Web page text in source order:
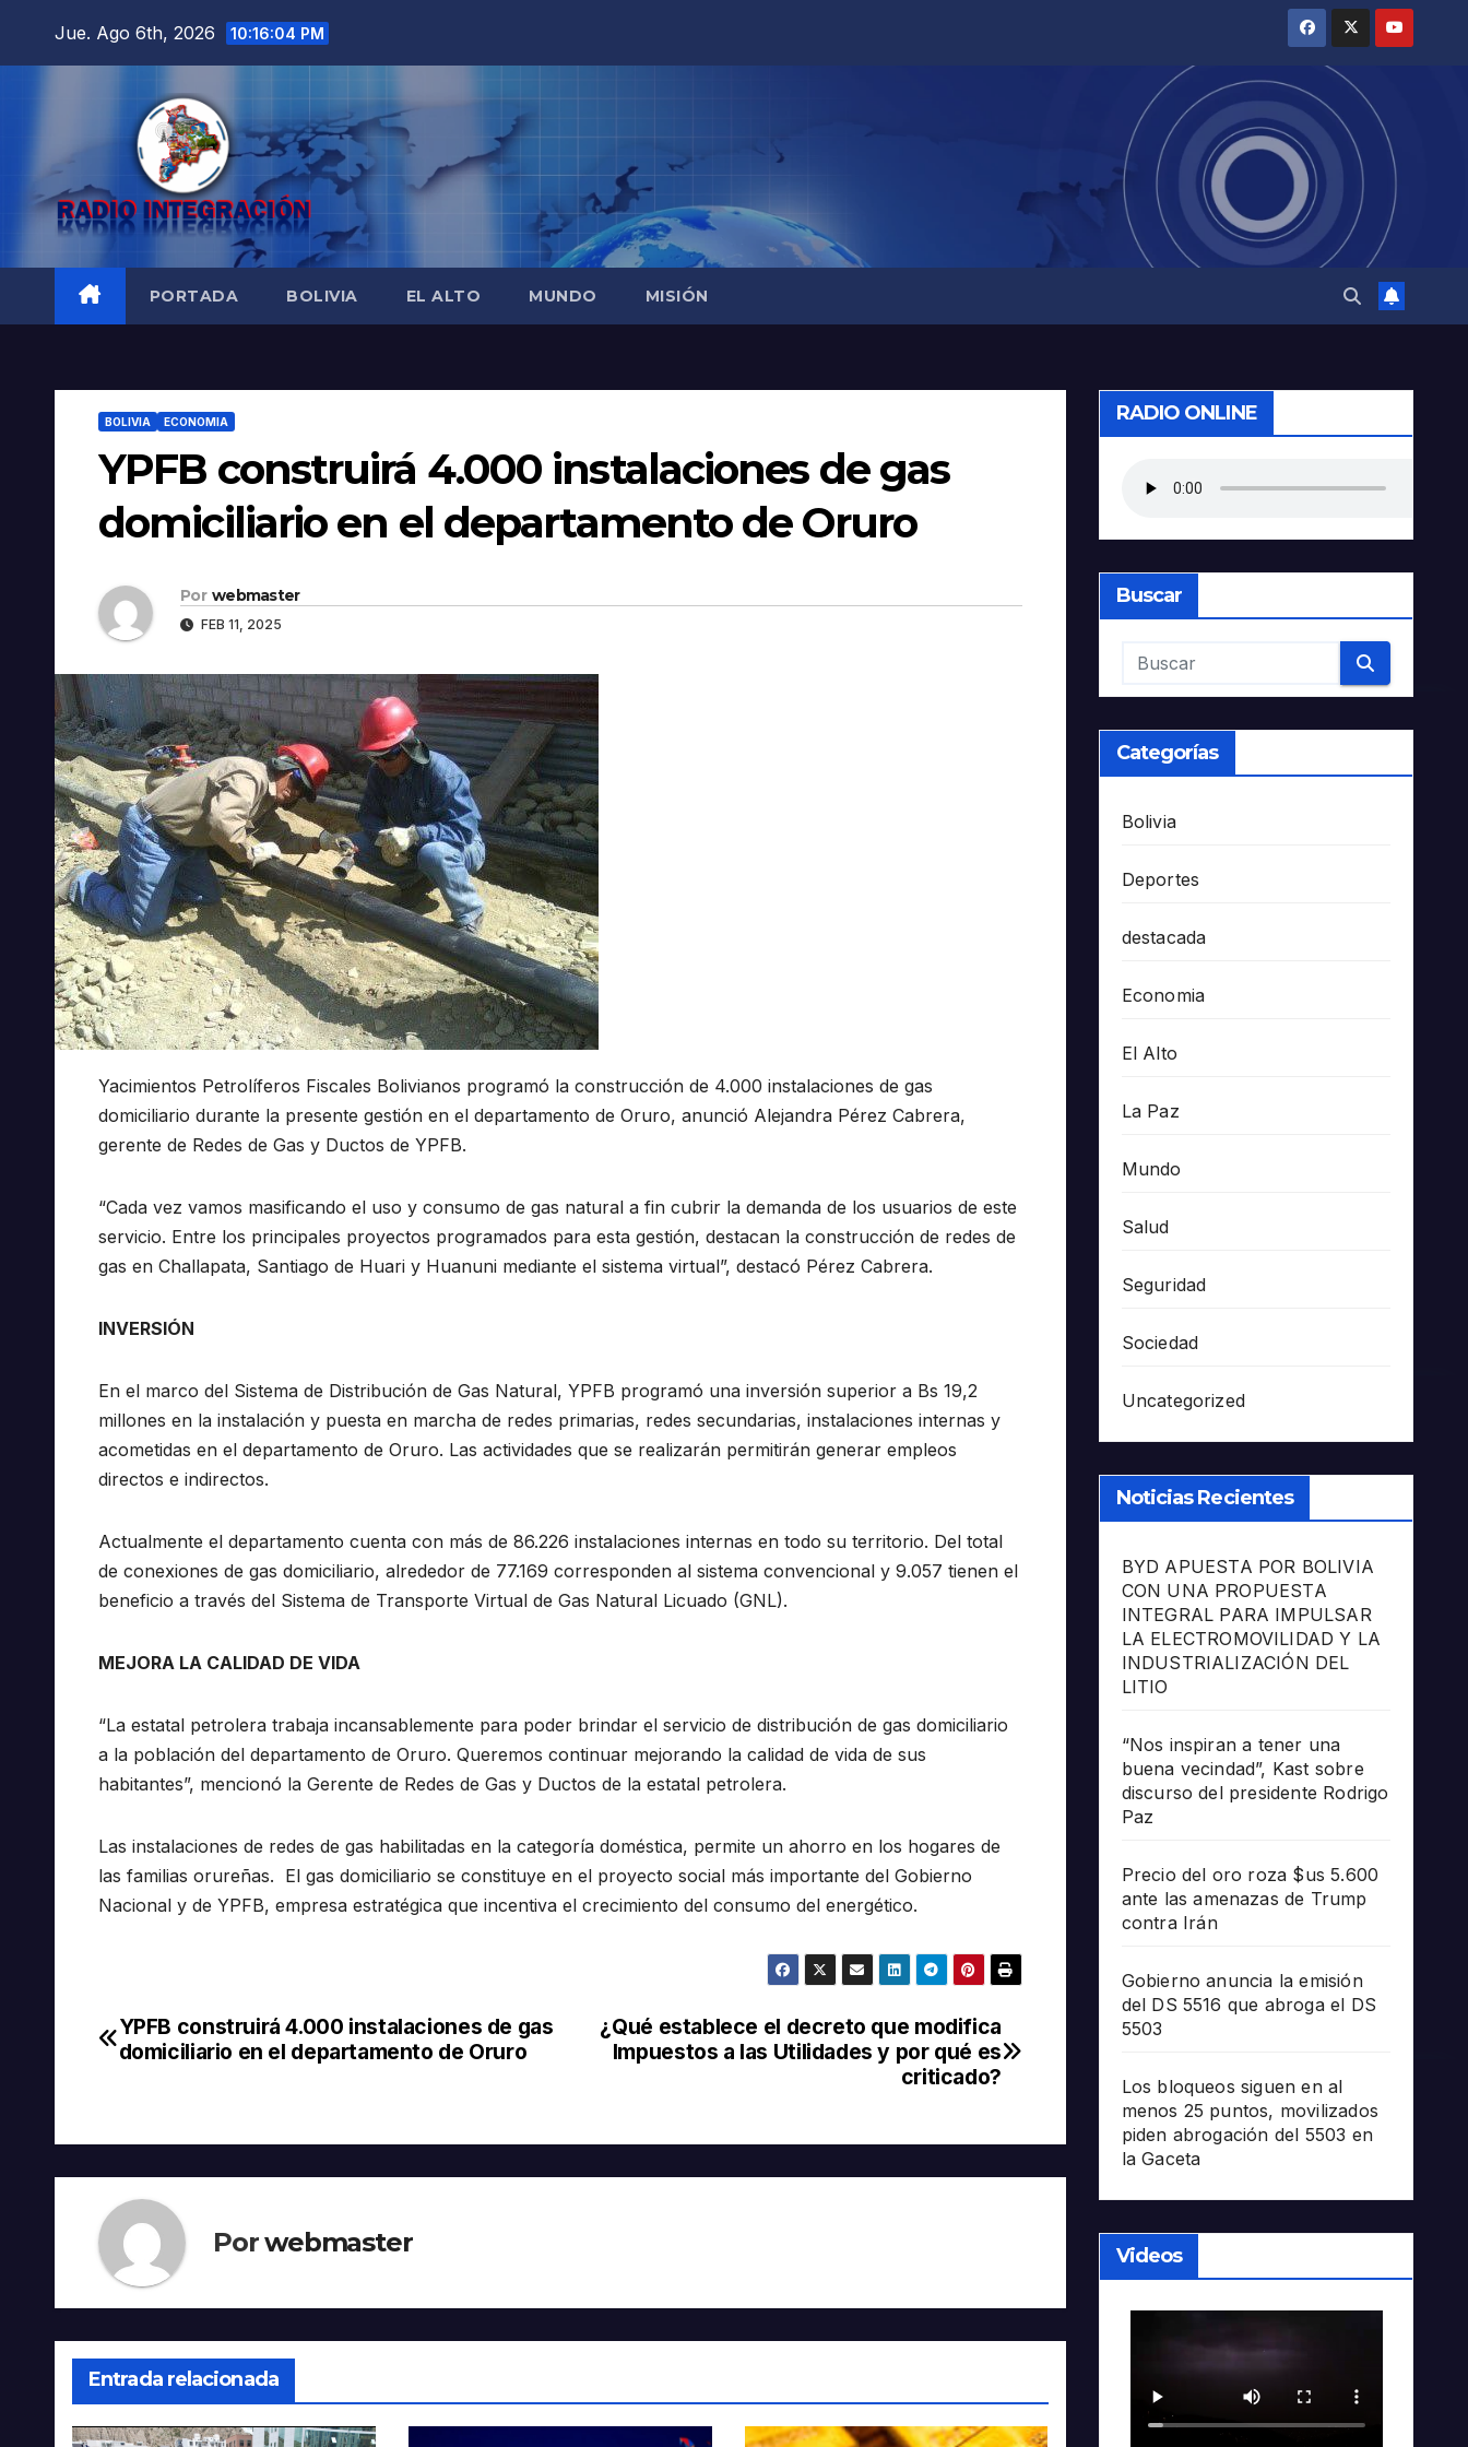
Jue. Ago 6th, 2026 10:16:05 PM
PORTADA BOLIVIA EL ALTO MUNDO MISIÓN
BOLIVIA ECONOMIA
YPFB construirá 4.000 instalaciones de gas
domiciliario en el departamento de Oruro
Por webmaster
FEB 11, 2025
Yacimientos Petrolíferos Fiscales Bolivianos programó la construcción de 4.000 instalaciones de gas
domiciliario durante la presente gestión en el departamento de Oruro, anunció Alejandra Pérez Cabrera,
gerente de Redes de Gas y Ductos de YPFB.
“Cada vez vamos masificando el uso y consumo de gas natural a fin cubrir la demanda de los usuarios de este
servicio. Entre los principales proyectos programados para esta gestión, destacan la construcción de redes de
gas en Challapata, Santiago de Huari y Huanuni mediante el sistema virtual”, destacó Pérez Cabrera.
INVERSIÓN
En el marco del Sistema de Distribución de Gas Natural, YPFB programó una inversión superior a Bs 19,2
millones en la instalación y puesta en marcha de redes primarias, redes secundarias, instalaciones internas y
acometidas en el departamento de Oruro. Las actividades que se realizarán permitirán generar empleos
directos e indirectos.
Actualmente el departamento cuenta con más de 86.226 instalaciones internas en todo su territorio. Del total
de conexiones de gas domiciliario, alrededor de 77.169 corresponden al sistema convencional y 9.057 tienen el
beneficio a través del Sistema de Transporte Virtual de Gas Natural Licuado (GNL).
MEJORA LA CALIDAD DE VIDA
“La estatal petrolera trabaja incansablemente para poder brindar el servicio de distribución de gas domiciliario
a la población del departamento de Oruro. Queremos continuar mejorando la calidad de vida de sus
habitantes”, mencionó la Gerente de Redes de Gas y Ductos de la estatal petrolera.
Las instalaciones de redes de gas habilitadas en la categoría doméstica, permite un ahorro en los hogares de
las familias orureñas. El gas domiciliario se constituye en el proyecto social más importante del Gobierno
Nacional y de YPFB, empresa estratégica que incentiva el crecimiento del consumo del energético.
Navegación
¿Qué establece el decreto que modifica
Impuestos a las Utilidades y por qué es
criticado?
YPFB construirá 4.000 instalaciones de gas
domiciliario en el departamento de Oruro
Porwebmaster
Entrada relacionada
RADIO ONLINE
Buscar
Categorías
Bolivia
Deportes
destacada
Economia
El Alto
La Paz
Mundo
Salud
Seguridad
Sociedad
Uncategorized
Noticias Recientes
BYD APUESTA POR BOLIVIA
CON UNA PROPUESTA
INTEGRAL PARA IMPULSAR
LA ELECTROMOVILIDAD Y LA
INDUSTRIALIZACIÓN DEL
LITIO
“Nos inspiran a tener una
buena vecindad”, Kast sobre
discurso del presidente Rodrigo
Paz
Precio del oro roza $us 5.600
ante las amenazas de Trump
contra Irán
Gobierno anuncia la emisión
del DS 5516 que abroga el DS
5503
Los bloqueos siguen en al
menos 25 puntos, movilizados
piden abrogación del 5503 en
la Gaceta
Videos